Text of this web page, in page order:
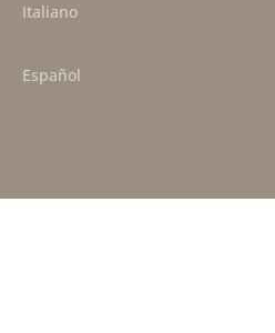
Italiano
Español